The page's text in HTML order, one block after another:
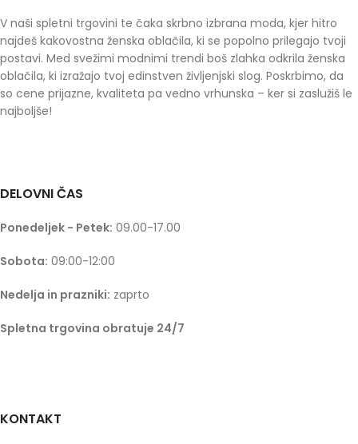
V naši spletni trgovini te čaka skrbno izbrana moda, kjer hitro
najdeš kakovostna ženska oblačila, ki se popolno prilegajo tvoji
postavi. Med svežimi modnimi trendi boš zlahka odkrila ženska
oblačila, ki izražajo tvoj edinstven življenjski slog. Poskrbimo, da
so cene prijazne, kvaliteta pa vedno vrhunska – ker si zaslužiš le
najboljše!
DELOVNI ČAS
Ponedeljek - Petek: 09.00-17.00
Sobota: 09:00-12:00
Nedelja in prazniki: zaprto
Spletna trgovina obratuje 24/7
KONTAKT